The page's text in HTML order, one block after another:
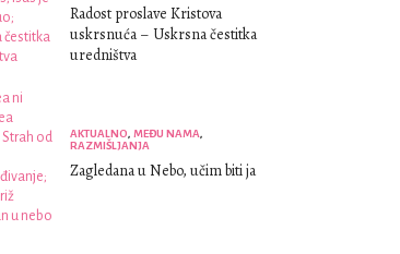
Radost proslave Kristova
uskrsnuća – Uskrsna čestitka
uredništva
AKTUALNO, MEĐU NAMA,
RAZMIŠLJANJA
Zagledana u Nebo, učim biti ja